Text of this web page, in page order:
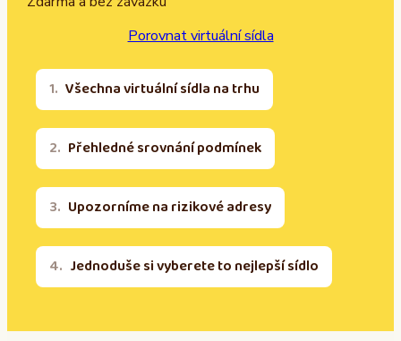
Porovnat virtuální sídla
Všechna virtuální sídla na trhu
Přehledné srovnání podmínek
Upozorníme na rizikové adresy
Jednoduše si vyberete to nejlepší sídlo